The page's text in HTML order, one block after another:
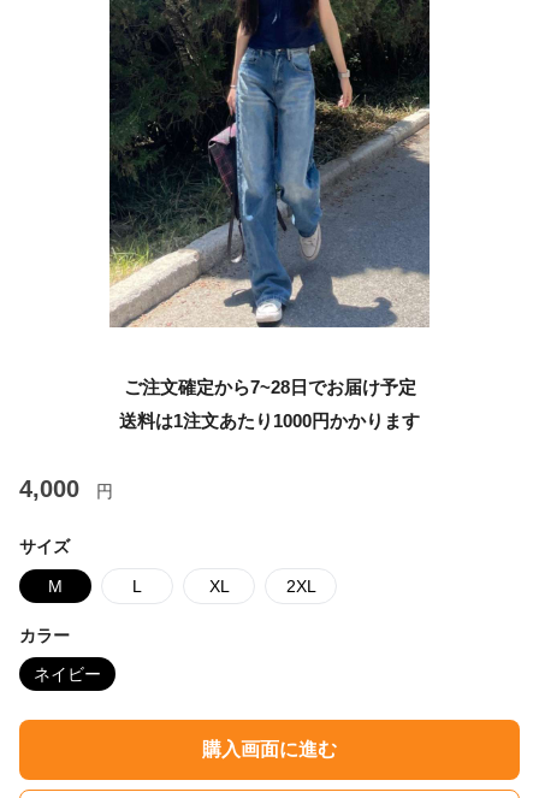
ご注文確定から7~28日でお届け予定
送料は1注文あたり 1000円かかります
4,000 円
サイズ
M L XL 2XL
カラー
ネイビー
購入画面に進む